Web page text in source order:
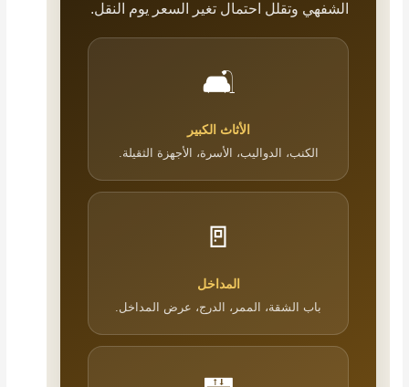
الشفهي وتقلل احتمال تغير السعر يوم النقل.
🛋️
الأثاث الكبير
الكنب، الدواليب، الأسرة، الأجهزة الثقيلة.
🚪
المداخل
باب الشقة، الممر، الدرج، عرض المداخل.